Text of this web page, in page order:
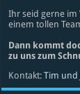
Ihr seid gerne im
einem tollen
Dann kommt
zu uns zum
Kontakt:Tim und